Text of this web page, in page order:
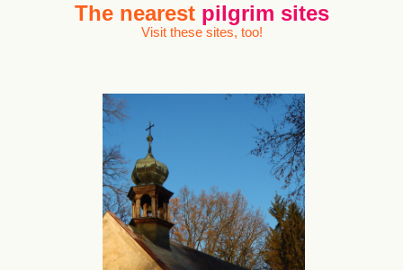
The nearest pilgrim sites
Visit these sites, too!